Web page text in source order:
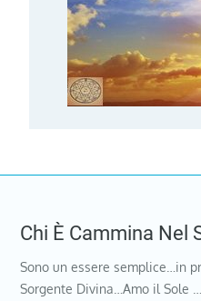
Chi È Cammina Nel
Sono un essere semplice…in
Sorgente Divina…Amo il Sole